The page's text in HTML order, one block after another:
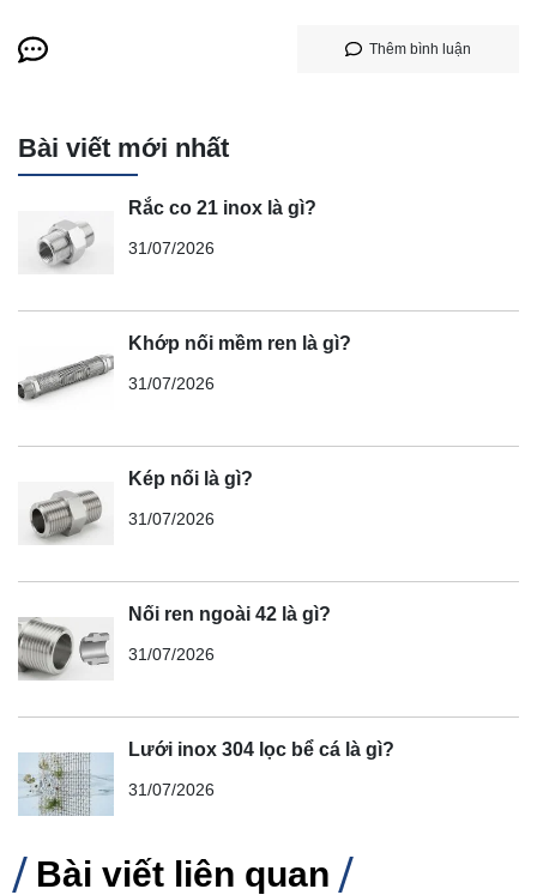
Thêm bình luận
Bài viết mới nhất
Rắc co 21 inox là gì?
31/07/2026
Khớp nối mềm ren là gì?
31/07/2026
Kép nối là gì?
31/07/2026
Nối ren ngoài 42 là gì?
31/07/2026
Lưới inox 304 lọc bể cá là gì?
31/07/2026
Bài viết liên quan